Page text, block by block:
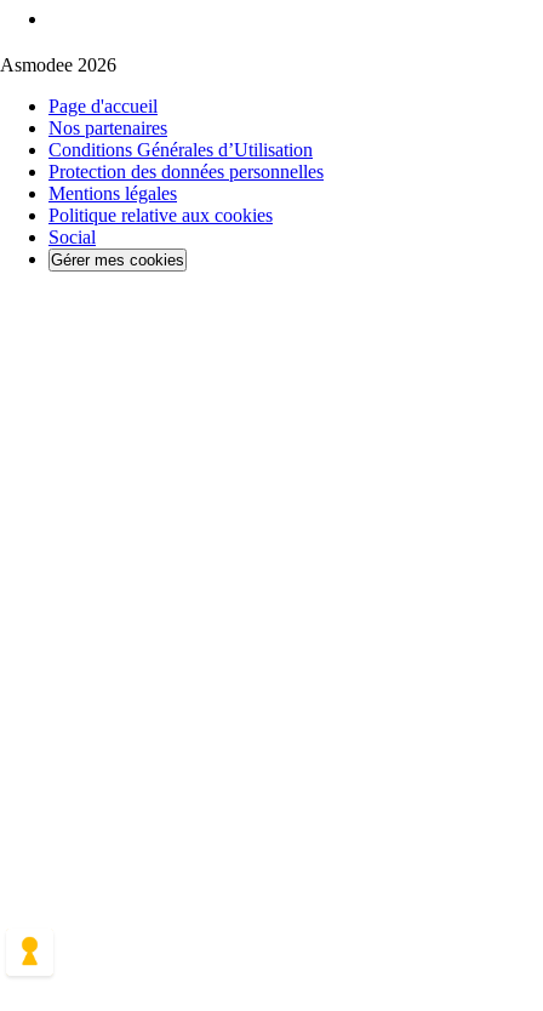
Asmodee 2026
Page d'accueil
Nos partenaires
Conditions Générales d’Utilisation
Protection des données personnelles
Mentions légales
Politique relative aux cookies
Social
Gérer mes cookies